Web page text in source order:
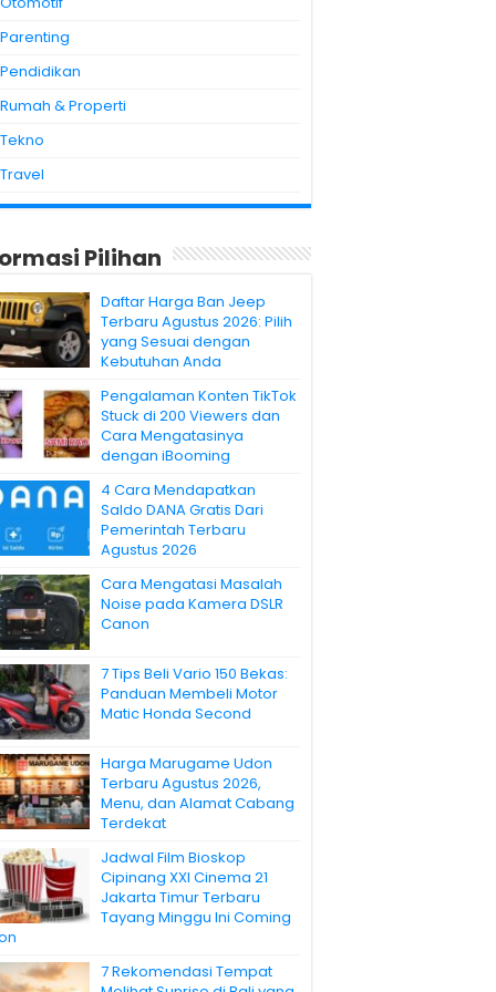
Parenting
Pendidikan
Rumah & Properti
Tekno
Travel
Pilihan
Daftar Harga Ban Jeep
Terbaru Agustus 2026: Pilih
yang Sesuai dengan
Kebutuhan Anda
Pengalaman Konten TikTok
Stuck di 200 Viewers dan
Cara Mengatasinya
dengan iBooming
4 Cara Mendapatkan
Saldo DANA Gratis Dari
Pemerintah Terbaru
Agustus 2026
Cara Mengatasi Masalah
Noise pada Kamera DSLR
Canon
7 Tips Beli Vario 150 Bekas:
Panduan Membeli Motor
Matic Honda Second
Harga Marugame Udon
Terbaru Agustus 2026,
Menu, dan Alamat Cabang
Terdekat
Jadwal Film Bioskop
Cipinang XXI Cinema 21
Jakarta Timur Terbaru
Tayang Minggu Ini Coming
7 Rekomendasi Tempat